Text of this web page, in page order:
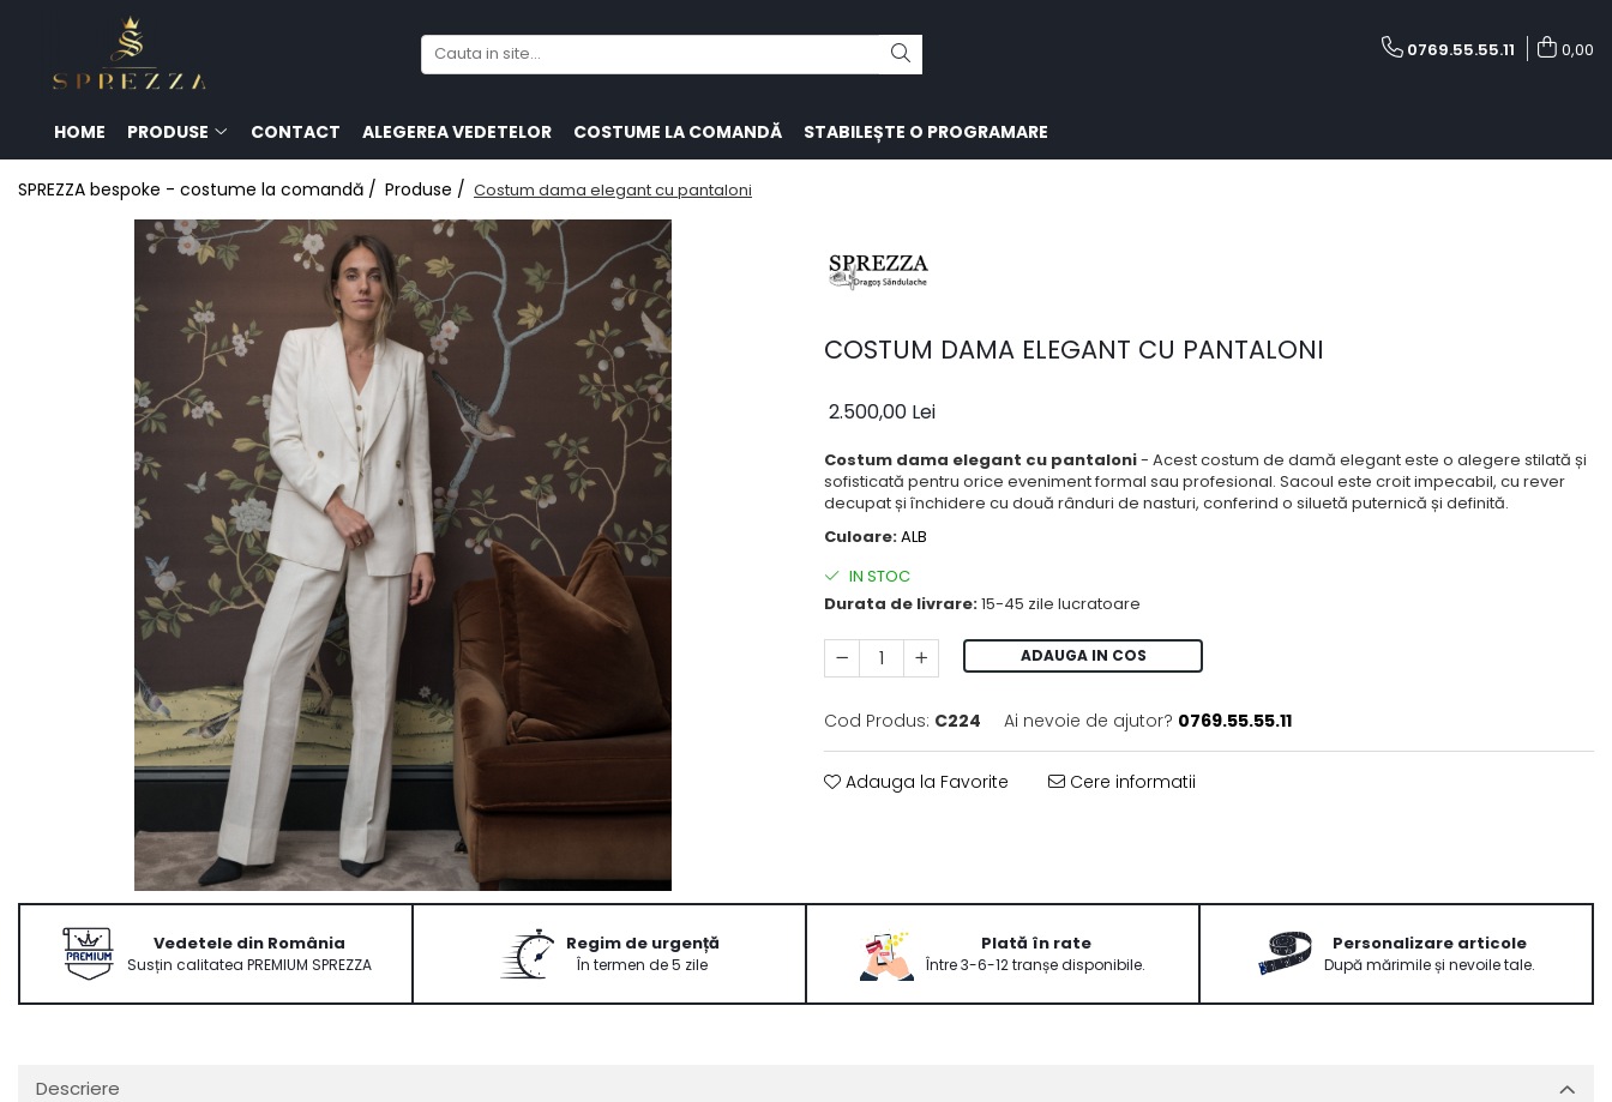
Produse
Costume de mire 2026
Redingotă bărbați
Frac bărbați
Cămăși la comandă
Geci de piele bărbați
Costume la comandă
Paltoane bărbați
Accesorii bărbați
Lavalieră costum
Butoni cămașă mire
Papioane bărbați
Ace Pin pentru Guler Cămașă
Rochii de mireasă 2027
Pantofi de mireasă
Costume damă elegante
Vesta la comanda
0769.55.55.11 0,00
HOME PRODUSE CONTACT ALEGEREA VEDETELOR COSTUME LA COMANDĂ STABILEȘTE O PROGRAMARE
SPREZZA bespoke - costume la comandă / Produse / Costum dama elegant cu pantaloni
COSTUM DAMA ELEGANT CU PANTALONI
2.500,00 Lei
Costum dama elegant cu pantaloni- Acest costum de damă elegant este o alegere stilată și
sofisticată pentru orice eveniment formal sau profesional. Sacoul este croit impecabil, cu rever
decupat și închidere cu două rânduri de nasturi, conferind o siluetă puternică și definită.
Culoare:ALB
IN STOC
Durata de livrare:15-45 zile lucratoare
ADAUGA IN COS
Cod Produs: C224 Ai nevoie de ajutor? 0769.55.55.11
Adauga la Favorite Cere informatii
Vedetele din România
Susțin calitatea PREMIUM SPREZZA
Regim de urgență
În termen de 5 zile
Plată în rate
Între 3-6-12 tranșe disponibile.
Personalizare articole
După mărimile și nevoile tale.
Descriere